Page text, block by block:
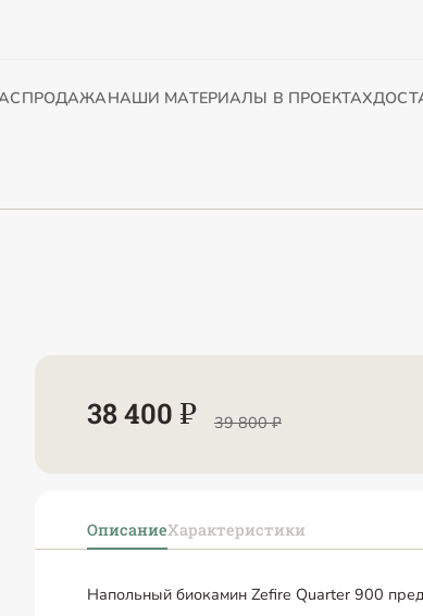
НАШИ МАТЕРИАЛЫ В ПРОЕКТАХ
38 400 ₽ 39 800 ₽
ОписаниеХарактеристики
Напольный биокамин Zefire Quarter 900